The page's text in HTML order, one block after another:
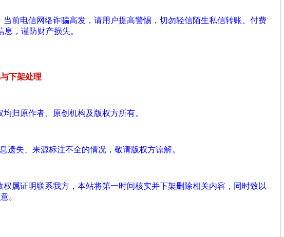
前电信网络诈骗高发，请用户提高警惕，切勿轻信陌生私信转账、付费
，谨防财产损失。
下架处理
归原作者、原创机构及版权方所有。
遗失、来源标注不全的情况，敬请版权方谅解。
属证明联系我方，本站将第一时间核实并下架删除相关内容，同时致以
。